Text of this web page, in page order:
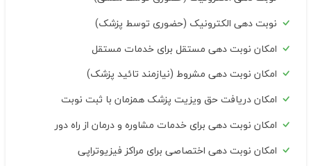
نوبت دهی الکترونیک (حضوری توسط پزشک)
امکان نوبت دهی مستقل برای خدمات مستقل
امکان نوبت دهی مشروط (نیازمند تائید پزشک)
امکان دریافت حق ویزیت پزشک همزمان با ثبت نوبت
امکان نوبت دهی برای خدمات مشاوره و درمان از راه دور
امکان نوبت دهی اختصاصی برای مراکز فیزیوتراپی